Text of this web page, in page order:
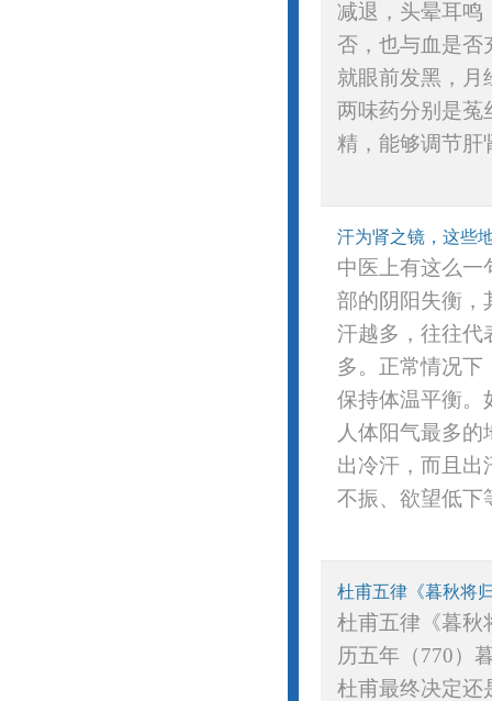
减退，头晕耳鸣
否，也与血是否
就眼前发黑，
两味药分别是菟
精，能够调节肝
汗为肾之镜，这些
中医上有这么一
部的阴阳失衡，
汗越多，往往代
多。正常情况
保持体温平衡。
人体阳气最多
出冷汗，而且出
不振、欲望低下
杜甫五律《暮秋将
杜甫五律《暮秋
历五年（770）
杜甫最终决定还